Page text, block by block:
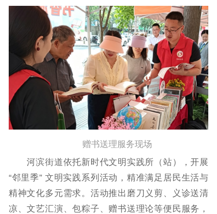
赠书送理服务现场
河滨街道依托新时代文明实践所（站），开展
“邻里季” 文明实践系列活动，精准满足居民生活与
精神文化多元需求。活动推出磨刀义剪、义诊送清
凉、文艺汇演、包粽子、赠书送理论等便民服务，